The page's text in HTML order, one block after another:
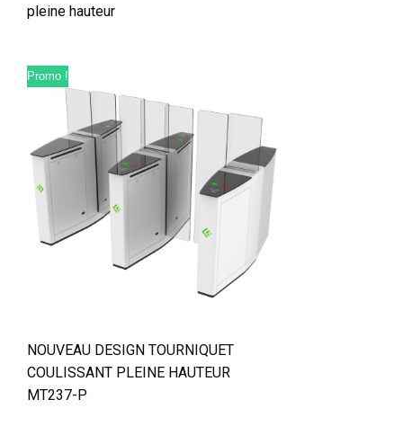
pleine hauteur
Promo !
NOUVEAU DESIGN TOURNIQUET
COULISSANT PLEINE HAUTEUR
MT237-P